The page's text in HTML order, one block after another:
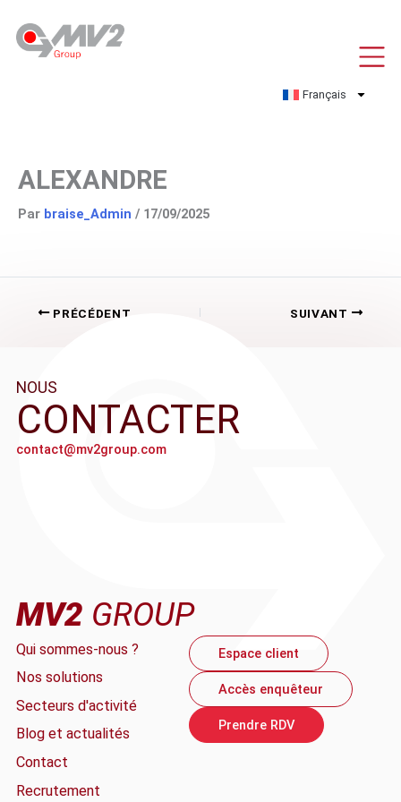
contenu
Français
ALEXANDRE
Par braise_Admin / 17/09/2025
PRÉCÉDENT SUIVANT
NOUS
CONTACTER
contact@mv2group.com
MV2 GROUP
Qui sommes-nous ?
Nos solutions
Secteurs d'activité
Blog et actualités
Contact
Recrutement
Espace client
Accès enquêteur
Prendre RDV